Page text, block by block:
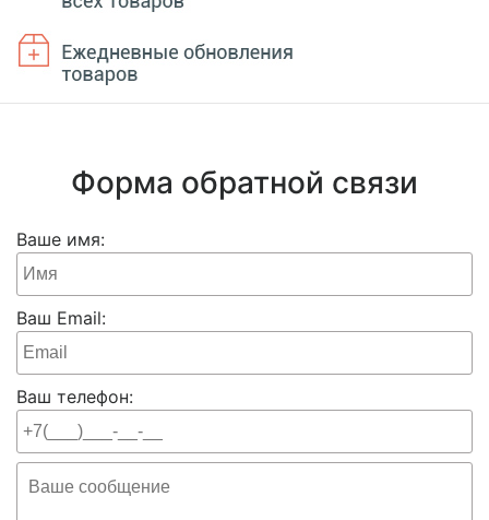
Форма обратной связи
Ваше имя:
Ваш Email:
Ваш телефон: